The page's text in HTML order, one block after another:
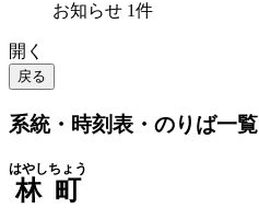
お知らせ 1件
開く
戻る
系統・時刻表・のりば一覧
林町
はやしちょう